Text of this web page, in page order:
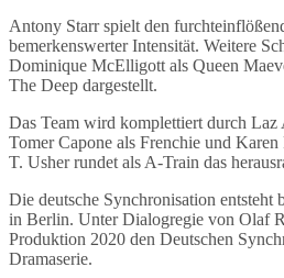
Antony Starr spielt den
bemerkenswerter Intensität. Weitere
Dominique McElligott als Queen
The Deep dargestellt.
Das Team wird komplettiert durch Laz
Tomer Capone als Frenchie und
T. Usher rundet als A-Train das
Die deutsche Synchronisation entsteht
in Berlin. Unter Dialogregie von Olaf
Produktion 2020 den Deutschen
Dramaserie.